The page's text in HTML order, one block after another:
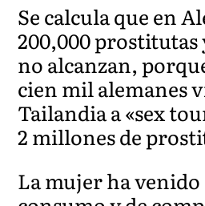
Se calcula que en
200,000
no alcanzan,
cien mil alemanes
Tailandia a «sex
2 millones de
La mujer ha venido